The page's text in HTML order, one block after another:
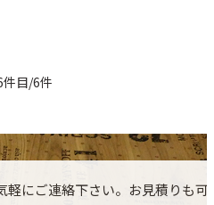
件目/6件
軽にご連絡下さい。お見積りも可